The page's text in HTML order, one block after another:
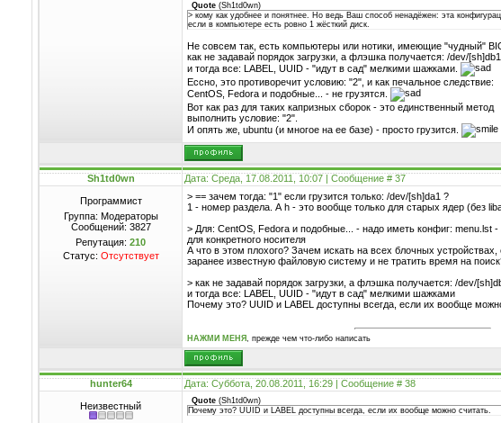
Quote (Sh1td0wn)
> кому как удобнее и понятнее. Но ведь Ваш способ ненадёжен: эта
если в компьютере есть ровно 1 жёсткий диск.
Не совсем так, есть компьютеры или нотики, имеющие "чудный"
как не задавай порядок загрузки, а флэшка получается: /dev/[sh]db1
и тогда все: LABEL, UUID - "идут в сад" мелкими шажками.
Ессно, это противоречит условию: "2", и как печальное следствие:
CentOS, Fedora и подобные... - не грузятся.
Вот как раз для таких капризных сборок - это единственный метод
выполнить условие: "2".
И опять же, ubuntu (и многое на ее базе) - просто грузится.
Sh1td0wn Дата: Среда, 17.08.2011, 10:07 | Сообщение # 37
Программист
Группа: Модераторы
Сообщений: 3827
Репутация: 210
Статус: Отсутствует
> == зачем тогда: "1" если грузится только: /dev/[sh]da1 ?
1 - номер раздела. А h - это вообще только для старых ядер (без
> Для: CentOS, Fedora и подобные... - надо иметь конфиг: menu.lst -
для конкретного носителя
А что в этом плохого? Зачем искать на всех блочных
заранее известную файловую систему и не тратить время на
> как не задавай порядок загрузки, а флэшка получается: /dev/
и тогда все: LABEL, UUID - "идут в сад" мелкими шажками
Почему это? UUID и LABEL доступны всегда, если их вообще
НАЖМИ МЕНЯ, прежде чем что-либо написать
hunter64 Дата: Суббота, 20.08.2011, 16:29 | Сообщение # 38
Неизвестный Quote (Sh1td0wn)
Почему это? UUID и LABEL доступны всегда, если их вообще можно считать.